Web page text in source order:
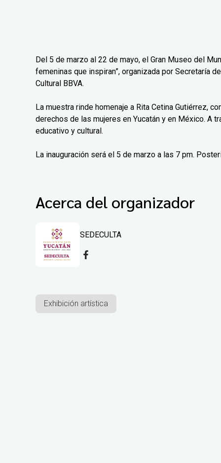
Del 5 de marzo al 22 de mayo, el Gran Museo del
femeninas que inspiran”, organizada por Secretaría
Cultural BBVA.
La muestra rinde homenaje a Rita Cetina Gutiérrez,
derechos de las mujeres en Yucatán y en México. A
educativo y cultural.
La inauguración será el 5 de marzo a las 7 pm.
Acerca del organizador
SEDECULTA
Exhibición artística